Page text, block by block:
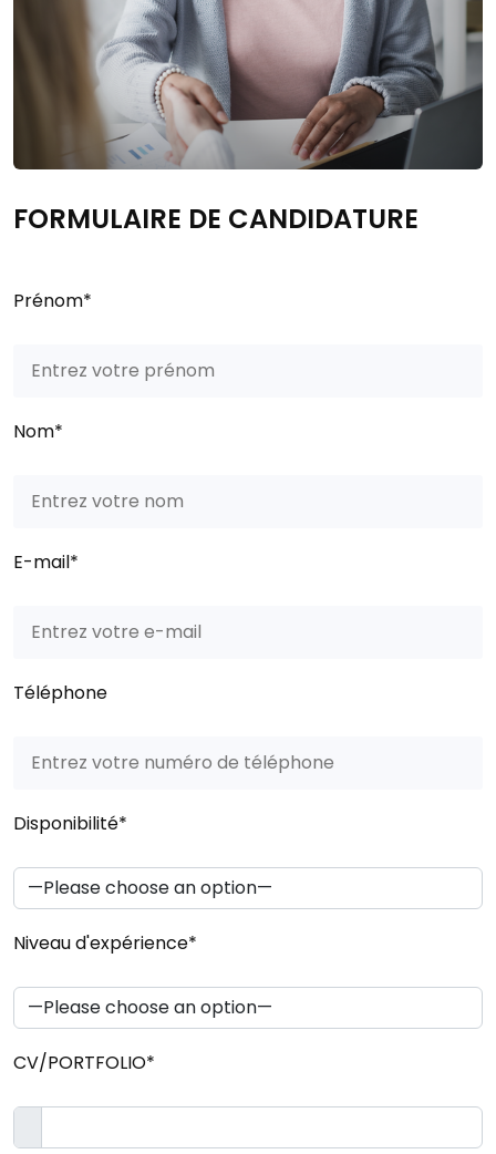
FORMULAIRE DE CANDIDATURE
Prénom*
Nom*
E-mail*
Téléphone
Disponibilité*
Niveau d'expérience*
CV/PORTFOLIO*